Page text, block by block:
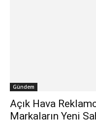
Gündem
Açık Hava
Markaların Yeni